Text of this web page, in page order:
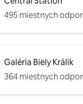
495 miestnych
Galéria Biely Králik
364 miestnych